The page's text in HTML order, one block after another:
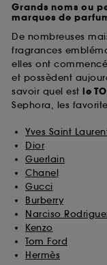
Grands noms ou
marques de
De nombreuses
fragrances
elles ont
et possèdent
savoir quel est le
Sephora, les
Yves Saint
Dior
Guerlain
Chanel
Gucci
Burberry
Narciso
Kenzo
Tom Ford
Hermès